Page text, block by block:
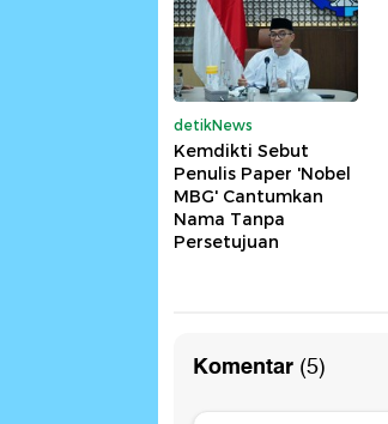
detikNews
Kemdikti Sebut
Penulis Paper 'Nobel
MBG' Cantumkan
Nama Tanpa
Persetujuan